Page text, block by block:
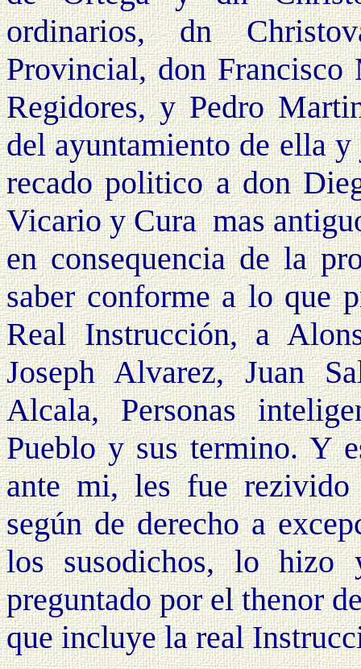
ordinarios, dn
Provincial, don Francisco
Regidores, y Pedro
del ayuntamiento de ella
recado politico a don
Vicario y Cura mas
en consequencia de la
saber conforme a lo que
Real Instrucción, a
Joseph Alvarez, Juan
Alcala, Personas
Pueblo y sus termino. Y
ante mi, les fue
según de derecho a
los susodichos, lo hizo
preguntado por el thenor
que incluye la real